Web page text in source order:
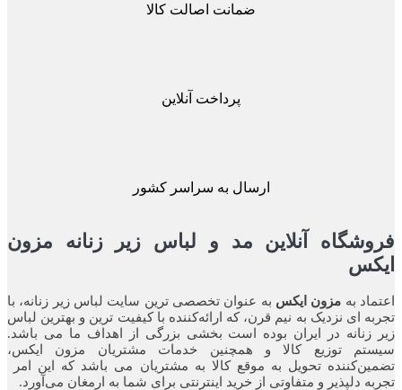
ضمانت اصالت کالا
پرداخت آنلاین
ارسال به سراسر کشور
آنلاین مد و لباس زیر زنانه مزون
مزون ایکس به عنوان تخصصی ترین سایت لباس زیر زنانه، با
نزدیک به نیم قرن، که ارائه‌کننده با کیفیت ترین و بهترین لباس
در ایران بوده ‌است بخشی بزرگی از اهداف ما می باشد.
کالا و همچنین خدمات مشتریان مزون ایکس،
تحویل به موقع کالا به مشتریان می باشد که این امر
و متفاوتی از خرید اینترنتی برای شما به ارمغان می‌آورد.